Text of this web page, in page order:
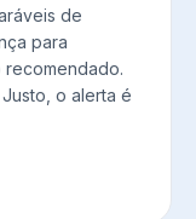
de
para
recomendado.
o alerta é